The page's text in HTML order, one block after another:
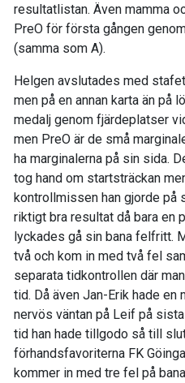
resultatlistan. Även mamma
PreO för första gången
(samma som A).
Helgen avslutades med
men på en annan karta än på
medalj genom fjärdeplatser
men PreO är de små
ha marginalerna på sin sida.
tog hand om startsträckan
kontrollmissen han gjorde på
riktigt bra resultat då bara en
lyckades gå sin bana felfritt.
två och kom in med två fel
separata tidkontrollen där
tid. Då även Jan-Erik hade
nervös väntan på Leif på
tid han hade tillgodo så till
förhandsfavoriterna FK
kommer in med tre fel på